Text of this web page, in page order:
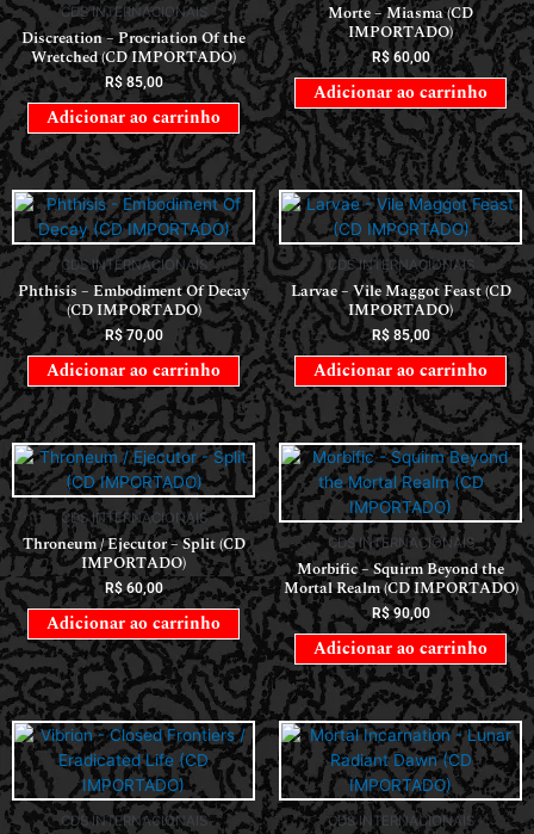
CDS INTERNACIONAIS
Discreation – Procriation Of the
Wretched (CD IMPORTADO)
R$85,00
Adicionar ao carrinho
Morte – Miasma (CD
IMPORTADO)
R$60,00
Adicionar ao carrinho
CDS INTERNACIONAIS
Phthisis – Embodiment Of Decay
(CD IMPORTADO)
R$70,00
Adicionar ao carrinho
CDS INTERNACIONAIS
Larvae – Vile Maggot Feast (CD
IMPORTADO)
R$85,00
Adicionar ao carrinho
CDS INTERNACIONAIS
Throneum / Ejecutor – Split (CD
IMPORTADO)
R$60,00
Adicionar ao carrinho
CDS INTERNACIONAIS
Morbific – Squirm Beyond the
Mortal Realm (CD IMPORTADO)
R$90,00
Adicionar ao carrinho
CDS INTERNACIONAIS CDS INTERNACIONAIS